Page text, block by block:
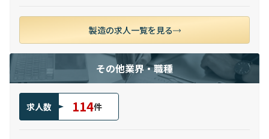
製造の求人一覧を見る
その他業界・職種
求人数 114件